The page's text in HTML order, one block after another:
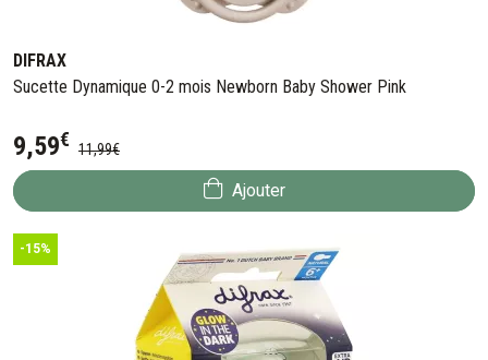
DIFRAX
Sucette Dynamique 0-2 mois Newborn Baby Shower Pink
9,59€ 11,99€
Ajouter
-15%